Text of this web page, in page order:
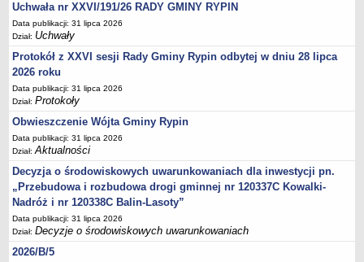
Protokoły
Imienne wykazy głosowań radnych
Postać dokumentów
Akty Prawne, Dzienniki Ustaw, Monitory Polskie
Prawo miejscowe
Zarządzenia
Studium uwarunkowań i kierunków zagospodarowania
przestrzennego
Dane przestrzenne - MPZP
Stałe obwody głosowania, numery, granice oraz siedziby
obwodowych komisji wyborczych, opis granic okręgów wyborczych
Plan ogólny gminy Rypin
FINANSE GMINY
Uchwała nr XXVI/191/26 RADY GMINY RYPIN
Data publikacji: 31 lipca 2026
Dział: Uchwały
Protokół z XXVI sesji Rady Gminy Rypin odbytej w dniu 28 lipca
2026 roku
Data publikacji: 31 lipca 2026
Dział:Protokoły
Obwieszczenie Wójta Gminy Rypin
Data publikacji: 31 lipca 2026
Dział:Aktualności
Decyzja o środowiskowych uwarunkowaniach dla inwestycji pn.
„Przebudowa i rozbudowa drogi gminnej nr 120337C Kowalki-
Nadróż i nr 120338C Balin-Lasoty”
Data publikacji: 31 lipca 2026
Dział:Decyzje o środowiskowych uwarunkowaniach
2026/B/5